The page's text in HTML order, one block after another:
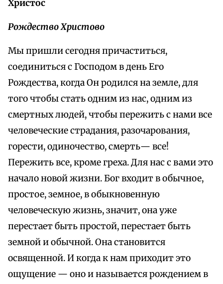
Христос
Рождество Христово
Мы пришли сегодня причаститься,
соединиться с Господом в день Его
Рождества, когда Он родился на земле, для
того чтобы стать одним из нас, одним из
смертных людей, чтобы пережить с нами все
человеческие страдания, разочарования,
горести, одиночество, смерть— все!
Пережить все, кроме греха. Для нас с вами это
начало новой жизни. Бог входит в обычное,
простое, земное, в обыкновенную
человеческую жизнь, значит, она уже
перестает быть простой, перестает быть
земной и обычной. Она становится
освященной. И когда к нам приходит это
ощущение — оно и называется рождением в